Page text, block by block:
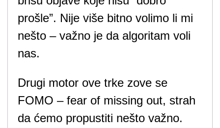
prošle”. Nije više bitno volimo li mi
nešto – važno je da algoritam voli
nas.
Drugi motor ove trke zove se
FOMO – fear of missing out, strah
da ćemo propustiti nešto važno.